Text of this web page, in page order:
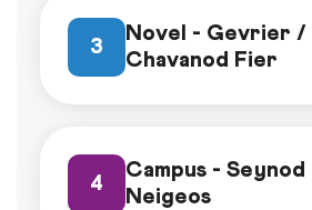
3
Novel - Gevrier /
Chavanod Fier
4
Campus - Seynod
Neigeos